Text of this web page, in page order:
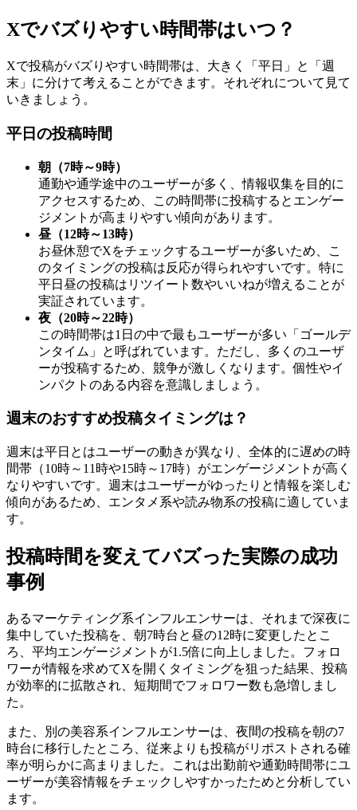
Xでバズりやすい時間帯はいつ？
Xで投稿がバズりやすい時間帯は、大きく「平日」と「週
末」に分けて考えることができます。それぞれについて見て
いきましょう。
平日の投稿時間
朝（7時～9時）
通勤や通学途中のユーザーが多く、情報収集を目的に
アクセスするため、この時間帯に投稿するとエンゲー
ジメントが高まりやすい傾向があります。
昼（12時～13時）
お昼休憩でXをチェックするユーザーが多いため、こ
のタイミングの投稿は反応が得られやすいです。特に
平日昼の投稿はリツイート数やいいねが増えることが
実証されています。
夜（20時～22時）
この時間帯は1日の中で最もユーザーが多い「ゴールデ
ンタイム」と呼ばれています。ただし、多くのユーザ
ーが投稿するため、競争が激しくなります。個性やイ
ンパクトのある内容を意識しましょう。
週末のおすすめ投稿タイミングは？
週末は平日とはユーザーの動きが異なり、全体的に遅めの時
間帯（10時～11時や15時～17時）がエンゲージメントが高く
なりやすいです。週末はユーザーがゆったりと情報を楽しむ
傾向があるため、エンタメ系や読み物系の投稿に適していま
す。
投稿時間を変えてバズった実際の成功
事例
あるマーケティング系インフルエンサーは、それまで深夜に
集中していた投稿を、朝7時台と昼の12時に変更したとこ
ろ、平均エンゲージメントが1.5倍に向上しました。フォロ
ワーが情報を求めてXを開くタイミングを狙った結果、投稿
が効率的に拡散され、短期間でフォロワー数も急増しまし
た。
また、別の美容系インフルエンサーは、夜間の投稿を朝の7
時台に移行したところ、従来よりも投稿がリポストされる確
率が明らかに高まりました。これは出勤前や通勤時間帯にユ
ーザーが美容情報をチェックしやすかったためと分析してい
ます。